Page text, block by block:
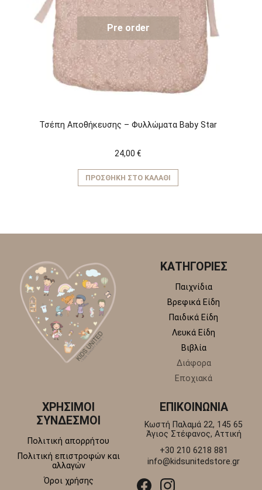
Pre order
Τσέπη Αποθήκευσης – Φυλλώματα Baby Star
24,00 €
ΠΡΟΣΘΉΚΗ ΣΤΟ ΚΑΛΆΘΙ
ΚΑΤΗΓΟΡΙΕΣ
Παιχνίδια
Βρεφικά Είδη
Παιδικά Είδη
Λευκά Είδη
Βιβλία
Διάφορα
Εποχιακά
ΧΡΗΣΙΜΟΙ
ΣΥΝΔΕΣΜΟΙ
Πολιτική απορρήτου
Πολιτική επιστροφών και
αλλαγών
Όροι χρήσης
ΕΠΙΚΟΙΝΩΝΙΑ
Κωστή Παλαμά 22, 145 65
Άγιος Στέφανος, Αττική
+30 210 6218 881
info@kidsunitedstore.gr